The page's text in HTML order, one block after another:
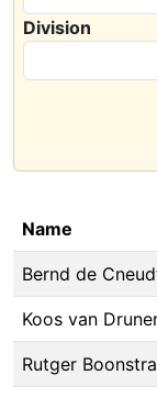
Division
Name
Bernd de
Koos van
Rutger Boonstra